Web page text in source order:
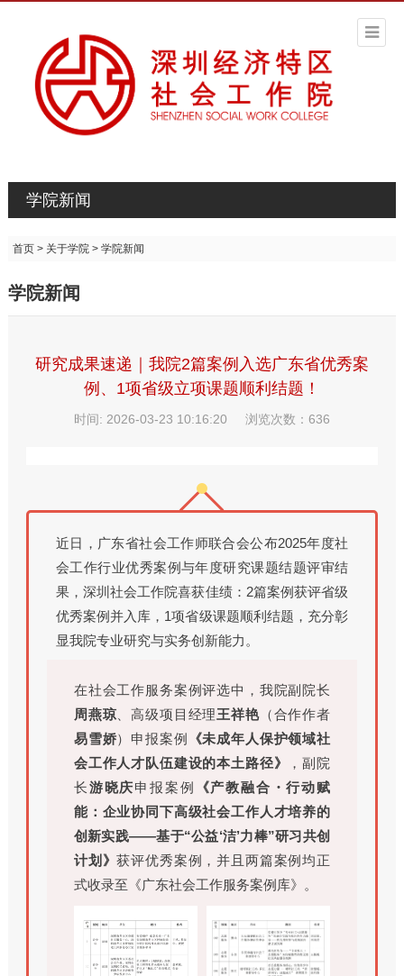
学院新闻
首页> 关于学院> 学院新闻
学院新闻
研究成果速递｜我院2篇案例入选广东省优秀案
例、1项省级立项课题顺利结题！
时间: 2026-03-23 10:16:20 浏览次数：636
近日，广东省社会工作师联合会公布2025年度社
会工作行业优秀案例与年度研究课题结题评审结
果，深圳社会工作院喜获佳绩：2篇案例获评省级
优秀案例并入库，1项省级课题顺利结题，充分彰
显我院专业研究与实务创新能力。
在社会工作服务案例评选中，我院副院长
周燕琼 、高级项目经理王祥艳（合作作者
易雪娇）申报案例 《未成年人保护领域社
会工作人才队伍建设的本土路径》
，副院
长游晓庆申报案例
《产教融合・行动赋
能：企业协同下高级社会工作人才培养的
创新实践——基于“公益‘洁’力棒”研习共创
计划》获评优秀案例，并且两篇案例均正
式收录至《广东社会工作服务案例库》。